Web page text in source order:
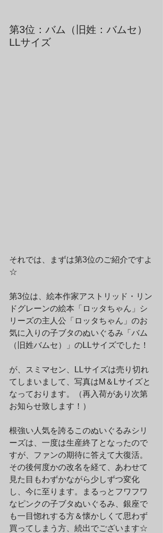
第3位：バム（旧姓：バムセ）
LLサイズ
それでは、まずは第3位のご紹介ですよ
☆
第3位は、絵本作家アストリッド・リン
ドグレーンの絵本「ロッタちゃん」シ
リーズの主人公「ロッタちゃん」のお
気に入りの子ブタのぬいぐるみ「バム
（旧姓バムセ）」のLLサイズでした！
が、スミマセン、LLサイズは売り切れ
てしまいまして、写真はM＆Lサイズと
なっております。（再入荷があり次第
お知らせ致します！）
根強い人気を誇るこのぬいぐるみシリ
ーズは、一度は生産終了となったので
すが、ファンの期待に答えて大復活。
その後何度かの改名を経て、あわせて
見た目もわずかながら少しずつ変化
し、今に至ります。まるっとフワフワ
なピンクの子ブタぬいぐるみ、銀座で
も一目惚れする方＆懐かしくて思わず
買ってしまう方、続出でございます☆